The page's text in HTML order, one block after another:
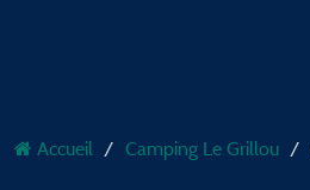
Accueil Camping Le Grillou